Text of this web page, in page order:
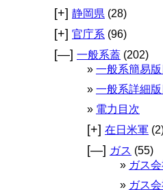
[+] 静岡県 (28)
[+] 官庁系 (96)
[—] 一般系蓋 (202)
一般系簡易
一般系詳細
電力目次
[+] 在日米軍
[—] ガス (55)
ガス
ガス